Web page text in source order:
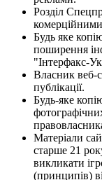
Розділ
Будь яке
поширення
"Інтерфакс-
Власник веб-
публікації.
Будь-яке
Матеріали
старше 21
викликати
(принципів)